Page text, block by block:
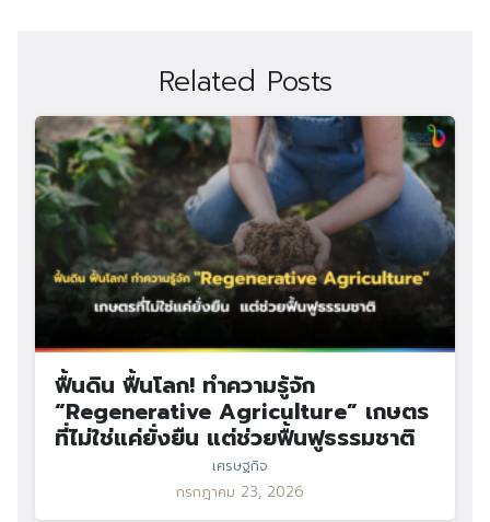
Related Posts
ฟื้นดิน ฟื้นโลก! ทำความรู้จัก
“Regenerative Agriculture” เกษตร
ที่ไม่ใช่แค่ยั่งยืน แต่ช่วยฟื้นฟูธรรมชาติ
เศรษฐกิจ
กรกฎาคม 23, 2026